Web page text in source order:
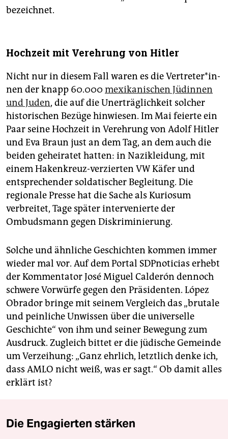
bezeichnet.
Hochzeit mit Verehrung von Hitler
Nicht nur in diesem Fall waren es die Ver­tre­te­r*in­
nen der knapp 60.000 mexikanischen Jüdinnen
und Juden, die auf die Unerträglichkeit solcher
historischen Bezüge hinwiesen. Im Mai feierte ein
Paar seine Hochzeit in Verehrung von Adolf Hitler
und Eva Braun just an dem Tag, an dem auch die
beiden geheiratet hatten: in Nazikleidung, mit
einem Hakenkreuz-verzierten VW Käfer und
entsprechender soldatischer Begleitung. Die
regionale Presse hat die Sache als Kuriosum
verbreitet, Tage später intervenierte der
Ombudsmann gegen Diskriminierung.
Solche und ähnliche Geschichten kommen immer
wieder mal vor. Auf dem Portal SDPnoticias erhebt
der Kommentator José Miguel Calderón dennoch
schwere Vorwürfe gegen den Präsidenten. López
Obrador bringe mit seinem Vergleich das „brutale
und peinliche Unwissen über die universelle
Geschichte“ von ihm und seiner Bewegung zum
Ausdruck. Zugleich bittet er die jüdische Gemeinde
um Verzeihung: „Ganz ehrlich, letztlich denke ich,
dass AMLO nicht weiß, was er sagt.“ Ob damit alles
erklärt ist?
Die Engagierten stärken